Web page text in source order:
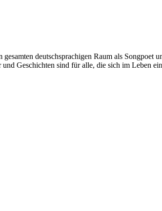
deutschsprachigen Raum als
Geschichten sind für alle, die sich im Leben